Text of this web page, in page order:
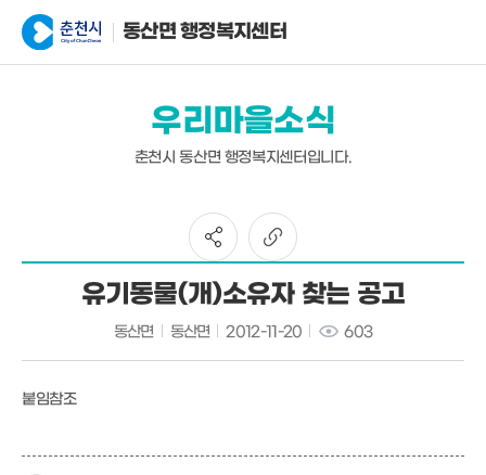
동산면 행정복지센터
우리마을소식
춘천시 동산면 행정복지센터입니다.
유기동물(개)소유자 찾는 공고
동산면 동산면 2012-11-20 603
붙임참조